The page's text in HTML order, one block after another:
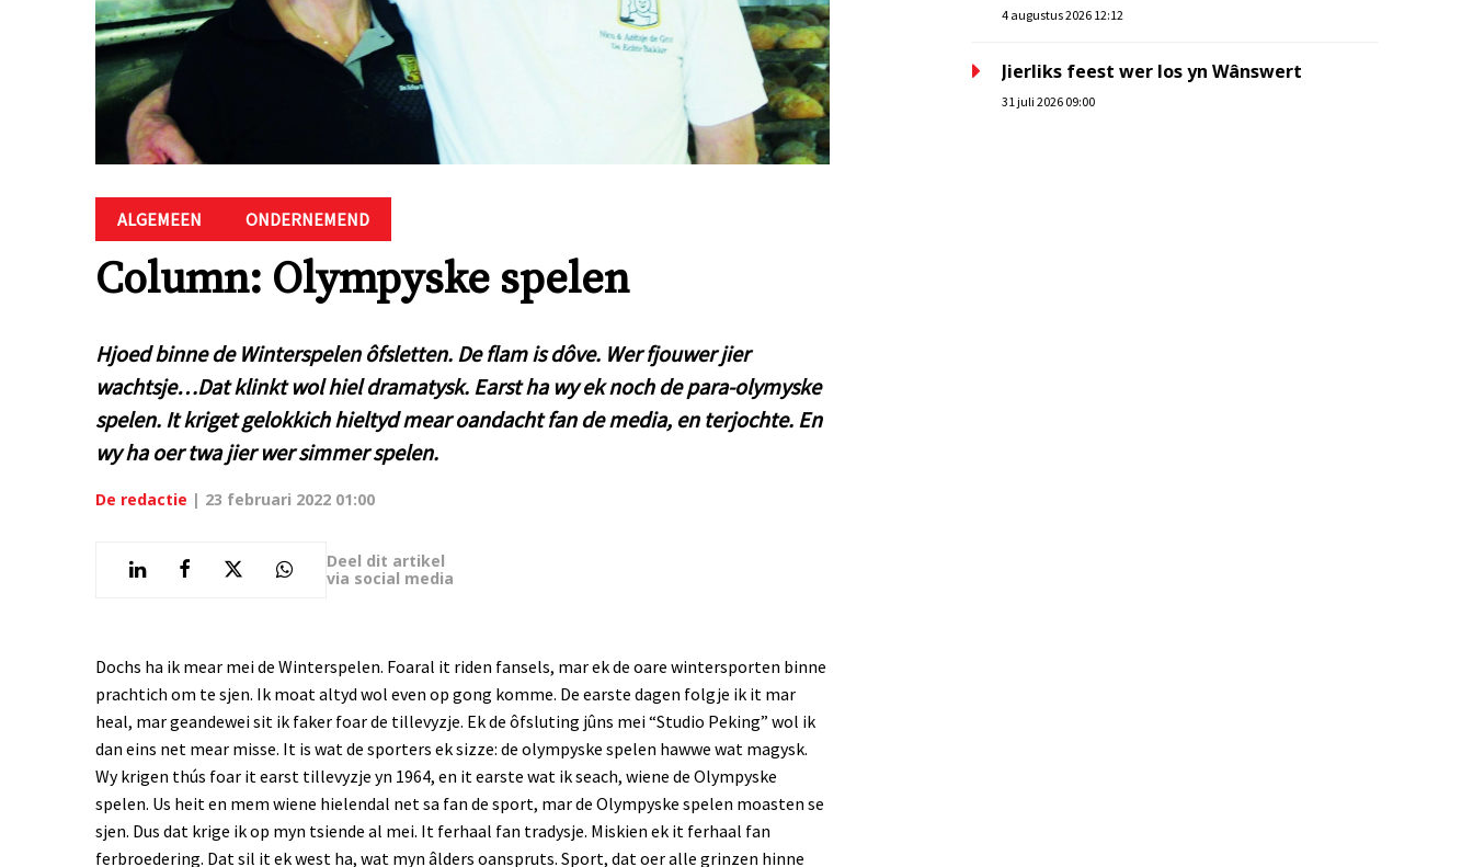
ALGEMEEN ONDERNEMEND
Column: Olympyske spelen
Hjoed binne de Winterspelen ôfsletten. De flam is dôve. Wer fjouwer jier
wachtsje…Dat klinkt wol hiel dramatysk. Earst ha wy ek noch de para-olymyske
spelen. It kriget gelokkich hieltyd mear oandacht fan de media, en terjochte. En
wy ha oer twa jier wer simmer spelen.
De redactie | 23 februari 2022 01:00
Deel dit artikel
via social media
Dochs ha ik mear mei de Winterspelen. Foaral it riden fansels, mar ek de oare wintersporten binne
prachtich om te sjen. Ik moat altyd wol even op gong komme. De earste dagen folgje ik it mar
heal, mar geandewei sit ik faker foar de tillevyzje. Ek de ôfsluting jûns mei “Studio Peking” wol ik
dan eins net mear misse. It is wat de sporters ek sizze: de olympyske spelen hawwe wat magysk.
Wy krigen thús foar it earst tillevyzje yn 1964, en it earste wat ik seach, wiene de Olympyske
spelen. Us heit en mem wiene hielendal net sa fan de sport, mar de Olympyske spelen moasten se
sjen. Dus dat krige ik op myn tsiende al mei. It ferhaal fan tradysje. Miskien ek it ferhaal fan
ferbroedering. Dat sil it ek west ha, wat myn âlders oanspruts. Sport, dat oer alle grinzen hinne
4 augustus 2026 12:12
Jierliks feest wer los yn Wânswert
31 juli 2026 09:00